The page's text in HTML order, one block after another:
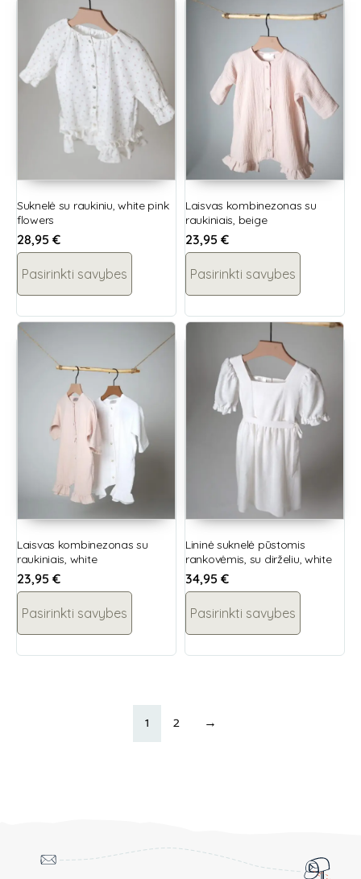
Suknelė su raukiniu, white pink
flowers
28,95 €
Pasirinkti savybes
Laisvas kombinezonas su
raukiniais, beige
23,95 €
Pasirinkti savybes
Laisvas kombinezonas su
raukiniais, white
23,95 €
Pasirinkti savybes
Lininė suknelė pūstomis
rankovėmis, su dirželiu, white
34,95 €
Pasirinkti savybes
1 2 →